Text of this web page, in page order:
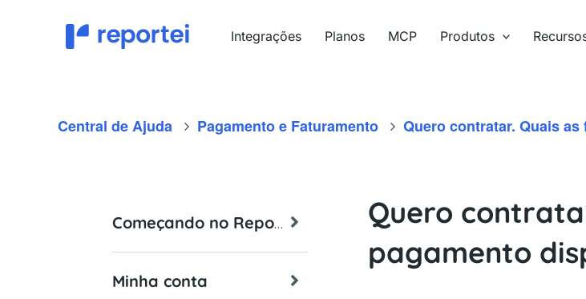
Integrações Planos MCP Produtos
Central de Ajuda Pagamento e Faturamento Quero contratar. Quais as formas de
Começando no Reportei
Minha conta
Quero
pagamento